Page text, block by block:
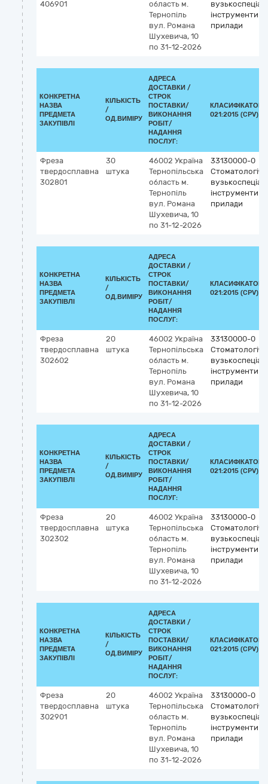
406901 область м.
Тернопіль
вул. Романа
Шухевича, 10
по 31-12-2026
інструменти та
прилади
КОНКРЕТНА
НАЗВА
ПРЕДМЕТА
ЗАКУПІВЛІ
КІЛЬКІСТЬ
/
ОД.ВИМІРУ
АДРЕСА
ДОСТАВКИ /
СТРОК
ПОСТАВКИ/
ВИКОНАННЯ
РОБІТ/
НАДАННЯ
ПОСЛУГ:
КЛАСИФІКАТОР
021:2015 (CPV)
Фреза
твердосплавна
302801
30
штука
46002 Україна
Тернопільська
область м.
Тернопіль
вул. Романа
Шухевича, 10
по 31-12-2026
33130000-0
інструменти та
прилади
КОНКРЕТНА
НАЗВА
ПРЕДМЕТА
ЗАКУПІВЛІ
КІЛЬКІСТЬ
/
ОД.ВИМІРУ
АДРЕСА
ДОСТАВКИ /
СТРОК
ПОСТАВКИ/
ВИКОНАННЯ
РОБІТ/
НАДАННЯ
ПОСЛУГ:
КЛАСИФІКАТОР
021:2015 (CPV)
Фреза
твердосплавна
302602
20
штука
46002 Україна
Тернопільська
область м.
Тернопіль
вул. Романа
Шухевича, 10
по 31-12-2026
33130000-0
інструменти та
прилади
КОНКРЕТНА
НАЗВА
ПРЕДМЕТА
ЗАКУПІВЛІ
КІЛЬКІСТЬ
/
ОД.ВИМІРУ
АДРЕСА
ДОСТАВКИ /
СТРОК
ПОСТАВКИ/
ВИКОНАННЯ
РОБІТ/
НАДАННЯ
ПОСЛУГ:
КЛАСИФІКАТОР
021:2015 (CPV)
Фреза
твердосплавна
302302
20
штука
46002 Україна
Тернопільська
область м.
Тернопіль
вул. Романа
Шухевича, 10
по 31-12-2026
33130000-0
інструменти та
прилади
КОНКРЕТНА
НАЗВА
ПРЕДМЕТА
ЗАКУПІВЛІ
КІЛЬКІСТЬ
/
ОД.ВИМІРУ
АДРЕСА
ДОСТАВКИ /
СТРОК
ПОСТАВКИ/
ВИКОНАННЯ
РОБІТ/
НАДАННЯ
ПОСЛУГ:
КЛАСИФІКАТОР
021:2015 (CPV)
Фреза
твердосплавна
302901
20
штука
46002 Україна
Тернопільська
область м.
Тернопіль
вул. Романа
Шухевича, 10
по 31-12-2026
33130000-0
інструменти та
прилади